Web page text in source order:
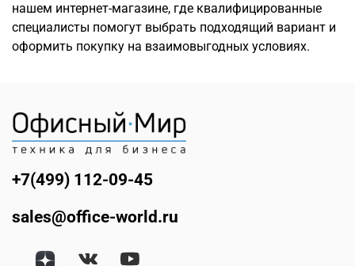
нашем интернет-магазине, где квалифицированные
специалисты помогут выбрать подходящий вариант и
оформить покупку на взаимовыгодных условиях.
+7(499) 112-09-45
sales@office-world.ru